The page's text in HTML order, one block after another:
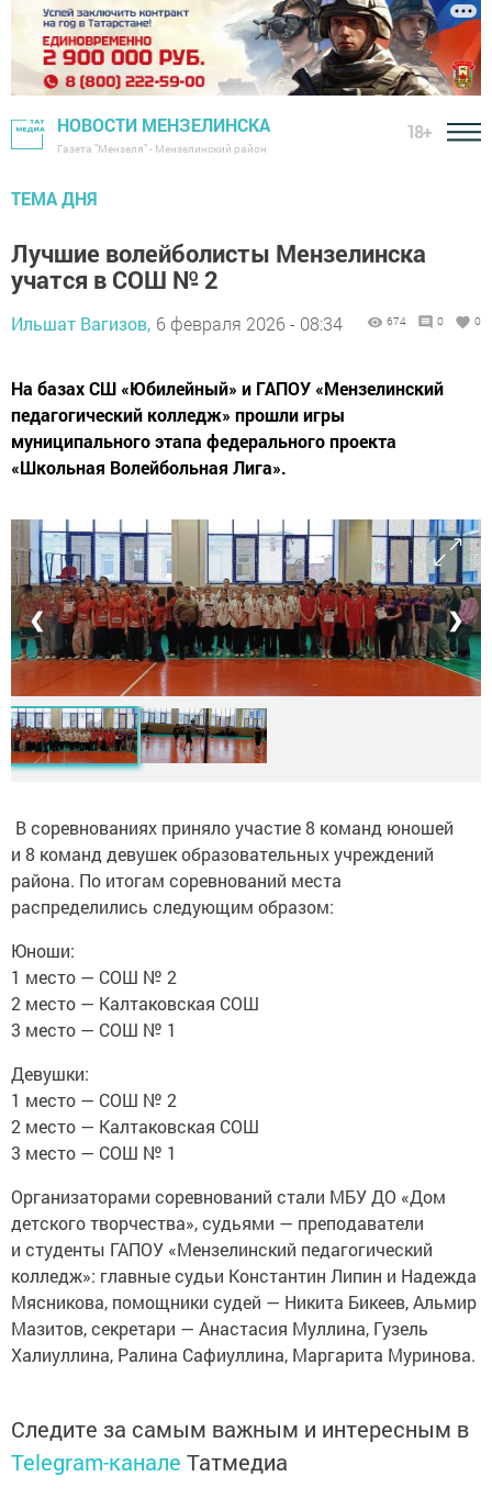
НОВОСТИ МЕНЗЕЛИНСКА
Газета "Мензеля" - Мензелинский район
18+
ТЕМА ДНЯ
Лучшие волейболисты Мензелинска
учатся в СОШ № 2
Ильшат Вагизов, 6 февраля 2026 - 08:34 674 0 0
На базах СШ «Юбилейный» и ГАПОУ «Мензелинский
педагогический колледж» прошли игры
муниципального этапа федерального проекта
«Школьная Волейбольная Лига».
❮ ❯
В соревнованиях приняло участие 8 команд юношей
и 8 команд девушек образовательных учреждений
района. По итогам соревнований места
распределились следующим образом:
Юноши:
1 место — СОШ № 2
2 место — Калтаковская СОШ
3 место — СОШ № 1
Девушки:
1 место — СОШ № 2
2 место — Калтаковская СОШ
3 место — СОШ № 1
Организаторами соревнований стали МБУ ДО «Дом
детского творчества», судьями — преподаватели
и студенты ГАПОУ «Мензелинский педагогический
колледж»: главные судьи Константин Липин и Надежда
Мясникова, помощники судей — Никита Бикеев, Альмир
Мазитов, секретари — Анастасия Муллина, Гузель
Халиуллина, Ралина Сафиуллина, Маргарита Муринова.
Следите за самым важным и интересным в
Telegram-канале Татмедиа